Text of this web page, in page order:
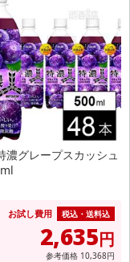
濃グレープスカッシュ
お試し費用 税込・送料込
2,635円
参考価格 10,368円